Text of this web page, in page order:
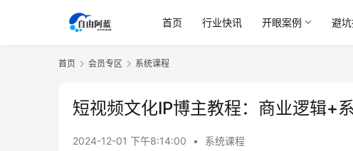
首页 行业快讯 开眼案例 避
首页 会员专区 系统课程
短视频文化IP博主教程：商业逻辑+
2024-12-01 下午8:14:00 • 系统课程